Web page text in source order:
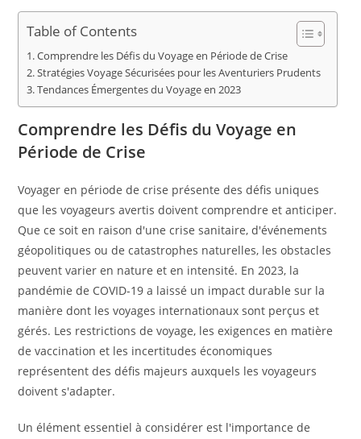
Table of Contents
Comprendre les Défis du Voyage en Période de Crise
Stratégies Voyage Sécurisées pour les Aventuriers Prudents
Tendances Émergentes du Voyage en 2023
Comprendre les Défis du Voyage en
Période de Crise
Voyager en période de crise présente des défis uniques
que les voyageurs avertis doivent comprendre et anticiper.
Que ce soit en raison d'une crise sanitaire, d'événements
géopolitiques ou de catastrophes naturelles, les obstacles
peuvent varier en nature et en intensité. En 2023, la
pandémie de COVID-19 a laissé un impact durable sur la
manière dont les voyages internationaux sont perçus et
gérés. Les restrictions de voyage, les exigences en matière
de vaccination et les incertitudes économiques
représentent des défis majeurs auxquels les voyageurs
doivent s'adapter.
Un élément essentiel à considérer est l'importance de